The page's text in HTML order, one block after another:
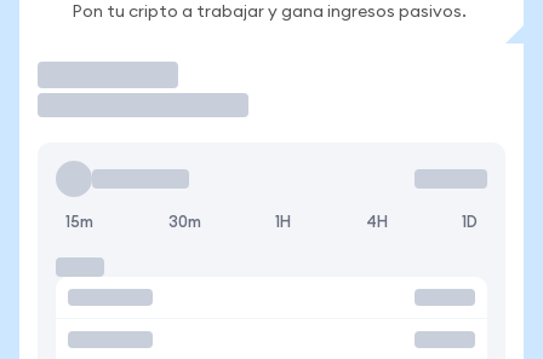
Pon tu cripto a trabajar y gana ingresos pasivos.
15m 30m 1H 4H 1D